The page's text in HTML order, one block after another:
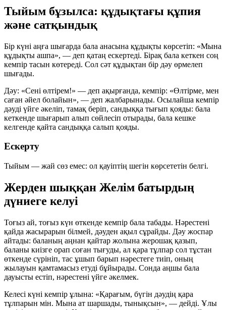
Тыйым бұзылса: құдықтағы құпия
және сатқындық
Бір күні аңға шығарда бала анасына құдықты көрсетіп: «Мына
құдықты ашпа», — деп қатаң ескертеді. Бірақ бала кеткен соң
кемпір тасын көтереді. Сол сәт құдықтан бір дәу өрмелеп
шығады.
Дәу: «Сені өлтірем!» — деп ақырғанда, кемпір: «Өлтірме, мен
саған әйел болайын», — деп жалбарынады. Осылайша кемпір
дәуді үйге әкеліп, тамақ беріп, сандыққа тығып қояды: бала
кеткенде шығарып алып сөйлесіп отырады, бала кешке
келгенде қайта сандыққа салып қояды.
Ескерту
Тыйым — жай сөз емес: ол қауіптің шегін көрсететін белгі.
Жерден шыққан Желім батырдың
дүниеге келуі
Тоғыз ай, тоғыз күн өткенде кемпір бала табады. Нәрестені
қайда жасырарын білмей, дәуден ақыл сұрайды. Дәу жоспар
айтады: баланың аңнан қайтар жолына жерошақ қазып,
баланы киізге орап соған тығуды, ал қара тұлпар сол тұстан
өткенде сүрініп, тас ұшып барып нәрестеге тиіп, оның
жылауын қамтамасыз етуді бұйырады. Сонда аңшы бала
дауысты естіп, нәрестені үйге әкелмек.
Келесі күні кемпір ұлына: «Қарағым, бүгін дәудің қара
тұлпарын мін. Мына ат шаршады, тынықсын», — дейді. Ұлы